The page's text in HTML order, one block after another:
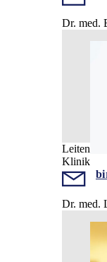
Dr. med.
Leitende
Klinik
Dr. med.